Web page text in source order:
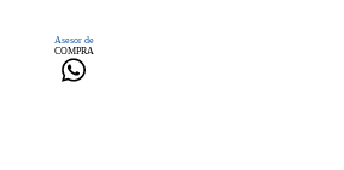
Asesor de
COMPRA